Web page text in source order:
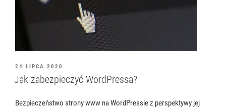
OPUBLIKOWANE
W
24 LIPCA 2020
Jak zabezpieczyć WordPressa?
Bezpieczeństwo strony www na WordPressie z perspektywy jej